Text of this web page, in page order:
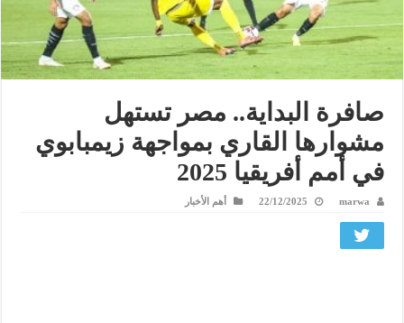
صافرة البداية.. مصر تستهل
مشوارها القاري بمواجهة زيمبابوي
في أمم أفريقيا 2025
marwa
22/12/2025 أهم الأخبار